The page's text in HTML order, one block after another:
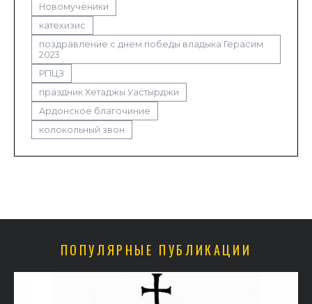
Новомученики
катехизис
поздравление с днем победы владыка Герасим
2023
РПЦЗ
праздник Хетаджы Уастырджи
Ардонское благочиние
колокольный звон
ПОПУЛЯРНЫЕ ПУБЛИКАЦИИ